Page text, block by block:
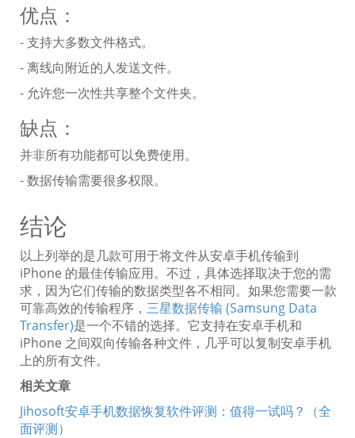
优点：
- 支持大多数文件格式。
- 离线向附近的人发送文件。
- 允许您一次性共享整个文件夹。
缺点：
并非所有功能都可以免费使用。
- 数据传输需要很多权限。
结论
以上列举的是几款可用于将文件从安卓手机传输到
iPhone 的最佳传输应用。不过，具体选择取决于您的需
求，因为它们传输的数据类型各不相同。如果您需要一款
可靠高效的传输程序， 三星数据传输 (Samsung Data
Transfer)是一个不错的选择。它支持在安卓手机和
iPhone 之间双向传输各种文件，几乎可以复制安卓手机
上的所有文件。
相关文章
Jihosoft安卓手机数据恢复软件评测：值得一试吗？（全
面评测）